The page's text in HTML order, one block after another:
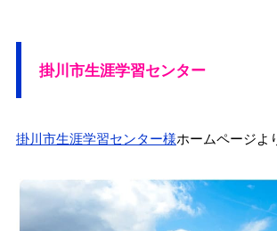
掛川市生涯学習センター
掛川市生涯学習センター様ホームページよ